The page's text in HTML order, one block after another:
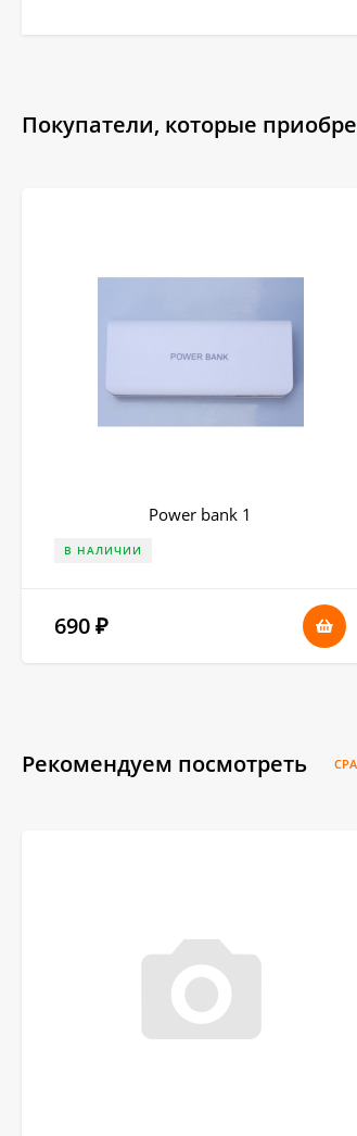
Покупатели, которые
Power bank 1
В НАЛИЧИИ
690 ₽
Рекомендуем посмотреть